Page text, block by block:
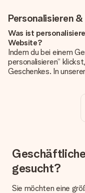
Personalisieren
Was ist
Website?
Indem du bei einem
personalisieren“
Geschenkes. In
noch eines unserer
Geschenk die
Personalisierung. So
Hat mein Foto die
Wir möchten
rundum zufrieden
gesucht?
Sie möchten eine